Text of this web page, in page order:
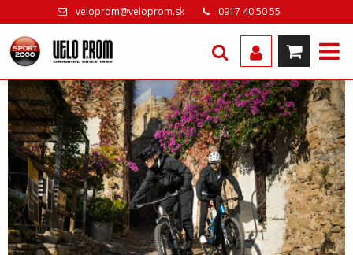
veloprom@veloprom.sk 0917 40 50 55